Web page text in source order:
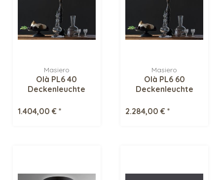
Masiero
Olà PL6 40
Deckenleuchte
1.404,00 € *
Masiero
Olà PL6 60
Deckenleuchte
2.284,00 € *